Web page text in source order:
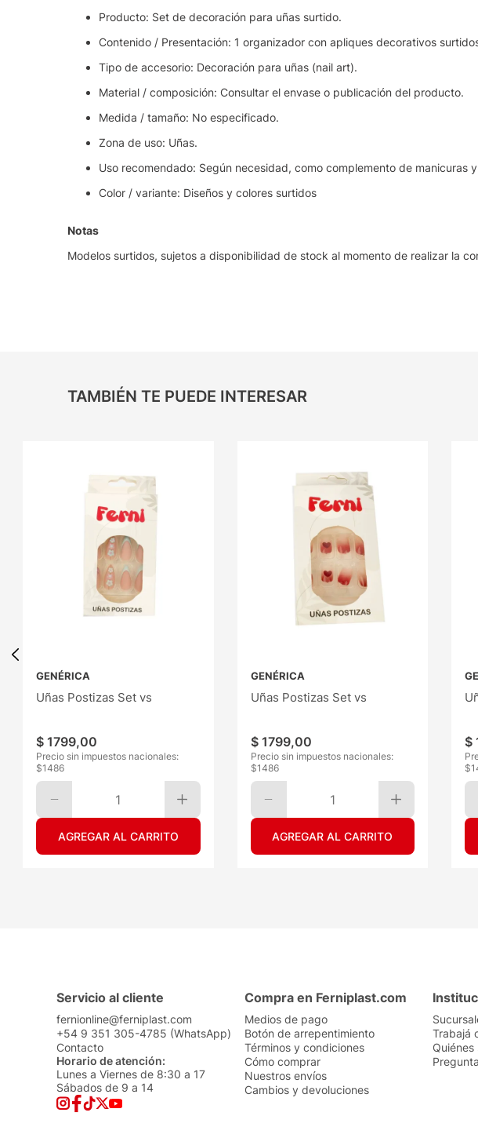
Producto: Set de decoración para uñas surtido.
Contenido / Presentación: 1 organizador con apliques decorativos
Tipo de accesorio: Decoración para uñas (nail art).
Material / composición: Consultar el envase o publicación del producto.
Medida / tamaño: No especificado.
Zona de uso: Uñas.
Uso recomendado: Según necesidad, como complemento de manicuras
Color / variante: Diseños y colores surtidos
Notas
Modelos surtidos, sujetos a disponibilidad de stock al momento de realizar la
TAMBIÉN TE PUEDE INTERESAR
GENÉRICA
Uñas Postizas Set vs
$ 1799,00
Precio sin impuestos nacionales:
$1486
1
AGREGAR AL CARRITO
GENÉRICA
Uñas Postizas Set vs
$ 1799,00
Precio sin impuestos nacionales:
$1486
1
AGREGAR AL CARRITO
$
$
Servicio al cliente
fernionline@ferniplast.com
+54 9 351 305-4785 (WhatsApp)
Contacto
Horario de atención:
Lunes a Viernes de 8:30 a 17
Sábados de 9 a 14
Compra en Ferniplast.com
Medios de pago
Botón de arrepentimiento
Términos y condiciones
Cómo comprar
Nuestros envíos
Cambios y devoluciones
Trabajá
Quiénes